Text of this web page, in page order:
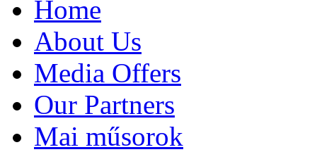
Home
About Us
Media Offers
Our Partners
Mai műsorok